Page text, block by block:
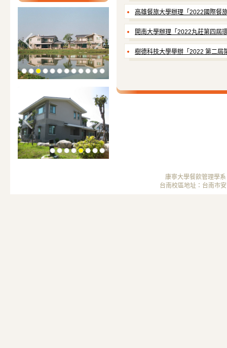
104.05.09 / 黃怡臻同學「第三
104.05.03 / 馮良榮老師榮獲「
104.05.02 / 許千心同學榮獲「
高雄餐旅大學辦理「2022國際餐
開南大學辦理「2022丸莊第四屆
樹德科技大學舉辦「2022 第二屆
康寧大學餐飲管理學
台南校區地址：台南市